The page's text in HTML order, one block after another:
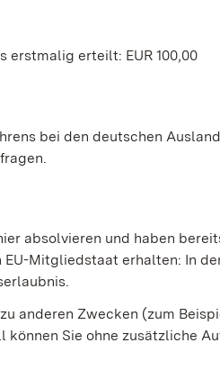
erstmalig erteilt: EUR 100,00
bei den deutschen
absolvieren und haben
Mitgliedstaat erhalten: In
anderen Zwecken (zum
können Sie ohne zusätzliche